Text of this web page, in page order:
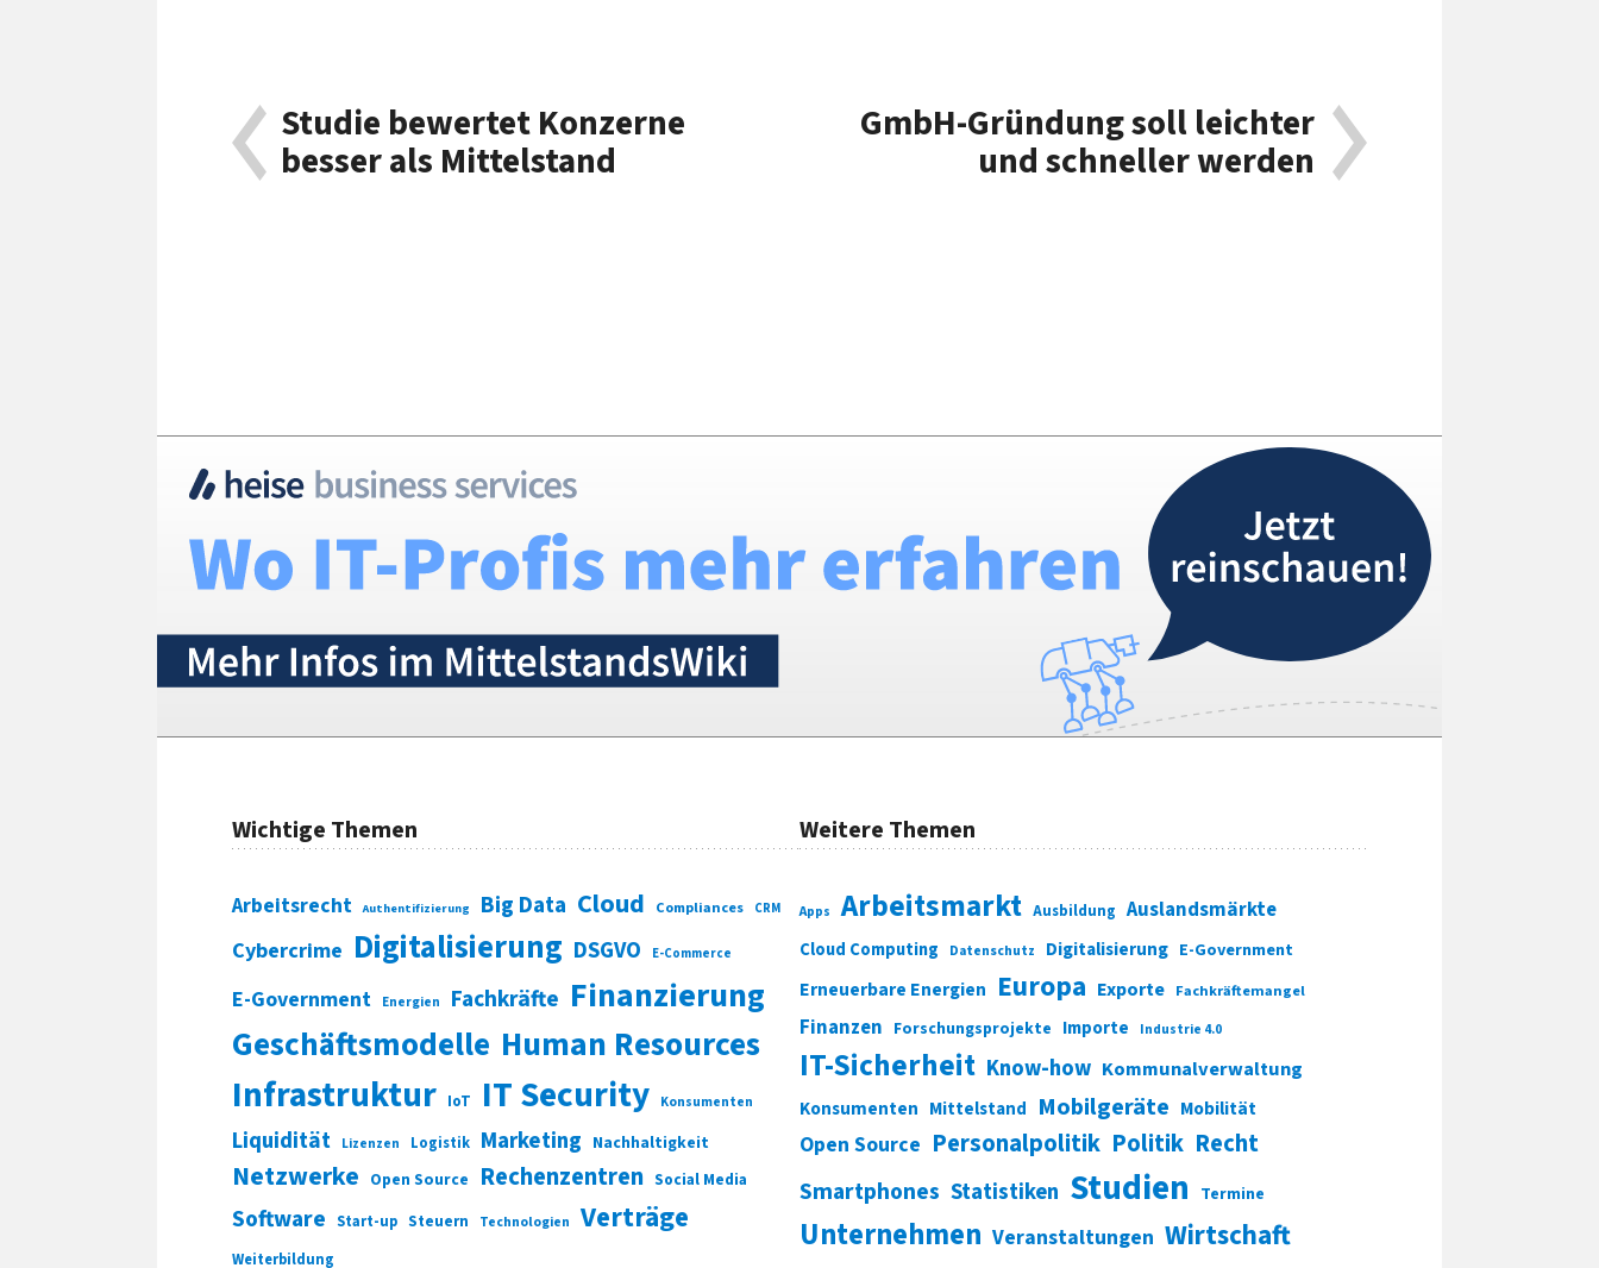
Studie bewertet Konzerne
besser als Mittelstand
GmbH-Gründung soll leichter
und schneller werden
Wichtige Themen
Arbeitsrecht Authentifizierung Big Data Cloud Compliances CRM
Cybercrime Digitalisierung DSGVO E-Commerce
E-Government Energien Fachkräfte Finanzierung
Geschäftsmodelle Human Resources
Infrastruktur IoT IT Security Konsumenten
Liquidität Lizenzen Logistik Marketing Nachhaltigkeit
Netzwerke Open Source Rechenzentren Social Media
Software Start-up Steuern Technologien Verträge
Weiterbildung
Weitere Themen
Apps Arbeitsmarkt Ausbildung Auslandsmärkte
Cloud Computing Datenschutz Digitalisierung E-Government
Erneuerbare Energien Europa Exporte Fachkräftemangel
Finanzen Forschungsprojekte Importe Industrie 4.0
IT-Sicherheit Know-how Kommunalverwaltung
Konsumenten Mittelstand Mobilgeräte Mobilität
Open Source Personalpolitik Politik Recht
Smartphones Statistiken Studien Termine
Unternehmen Veranstaltungen Wirtschaft